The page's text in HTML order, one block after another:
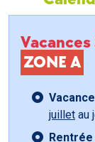
ZONE A
juillet au